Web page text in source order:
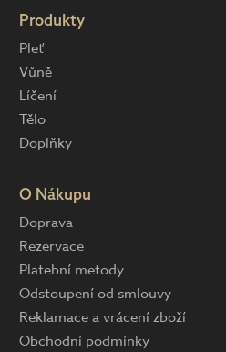
Produkty
Pleť
Vůně
Líčení
Tělo
Doplňky
O Nákupu
Doprava
Rezervace
Platební metody
Odstoupení od smlouvy
Reklamace a vrácení zboží
Obchodní podmínky